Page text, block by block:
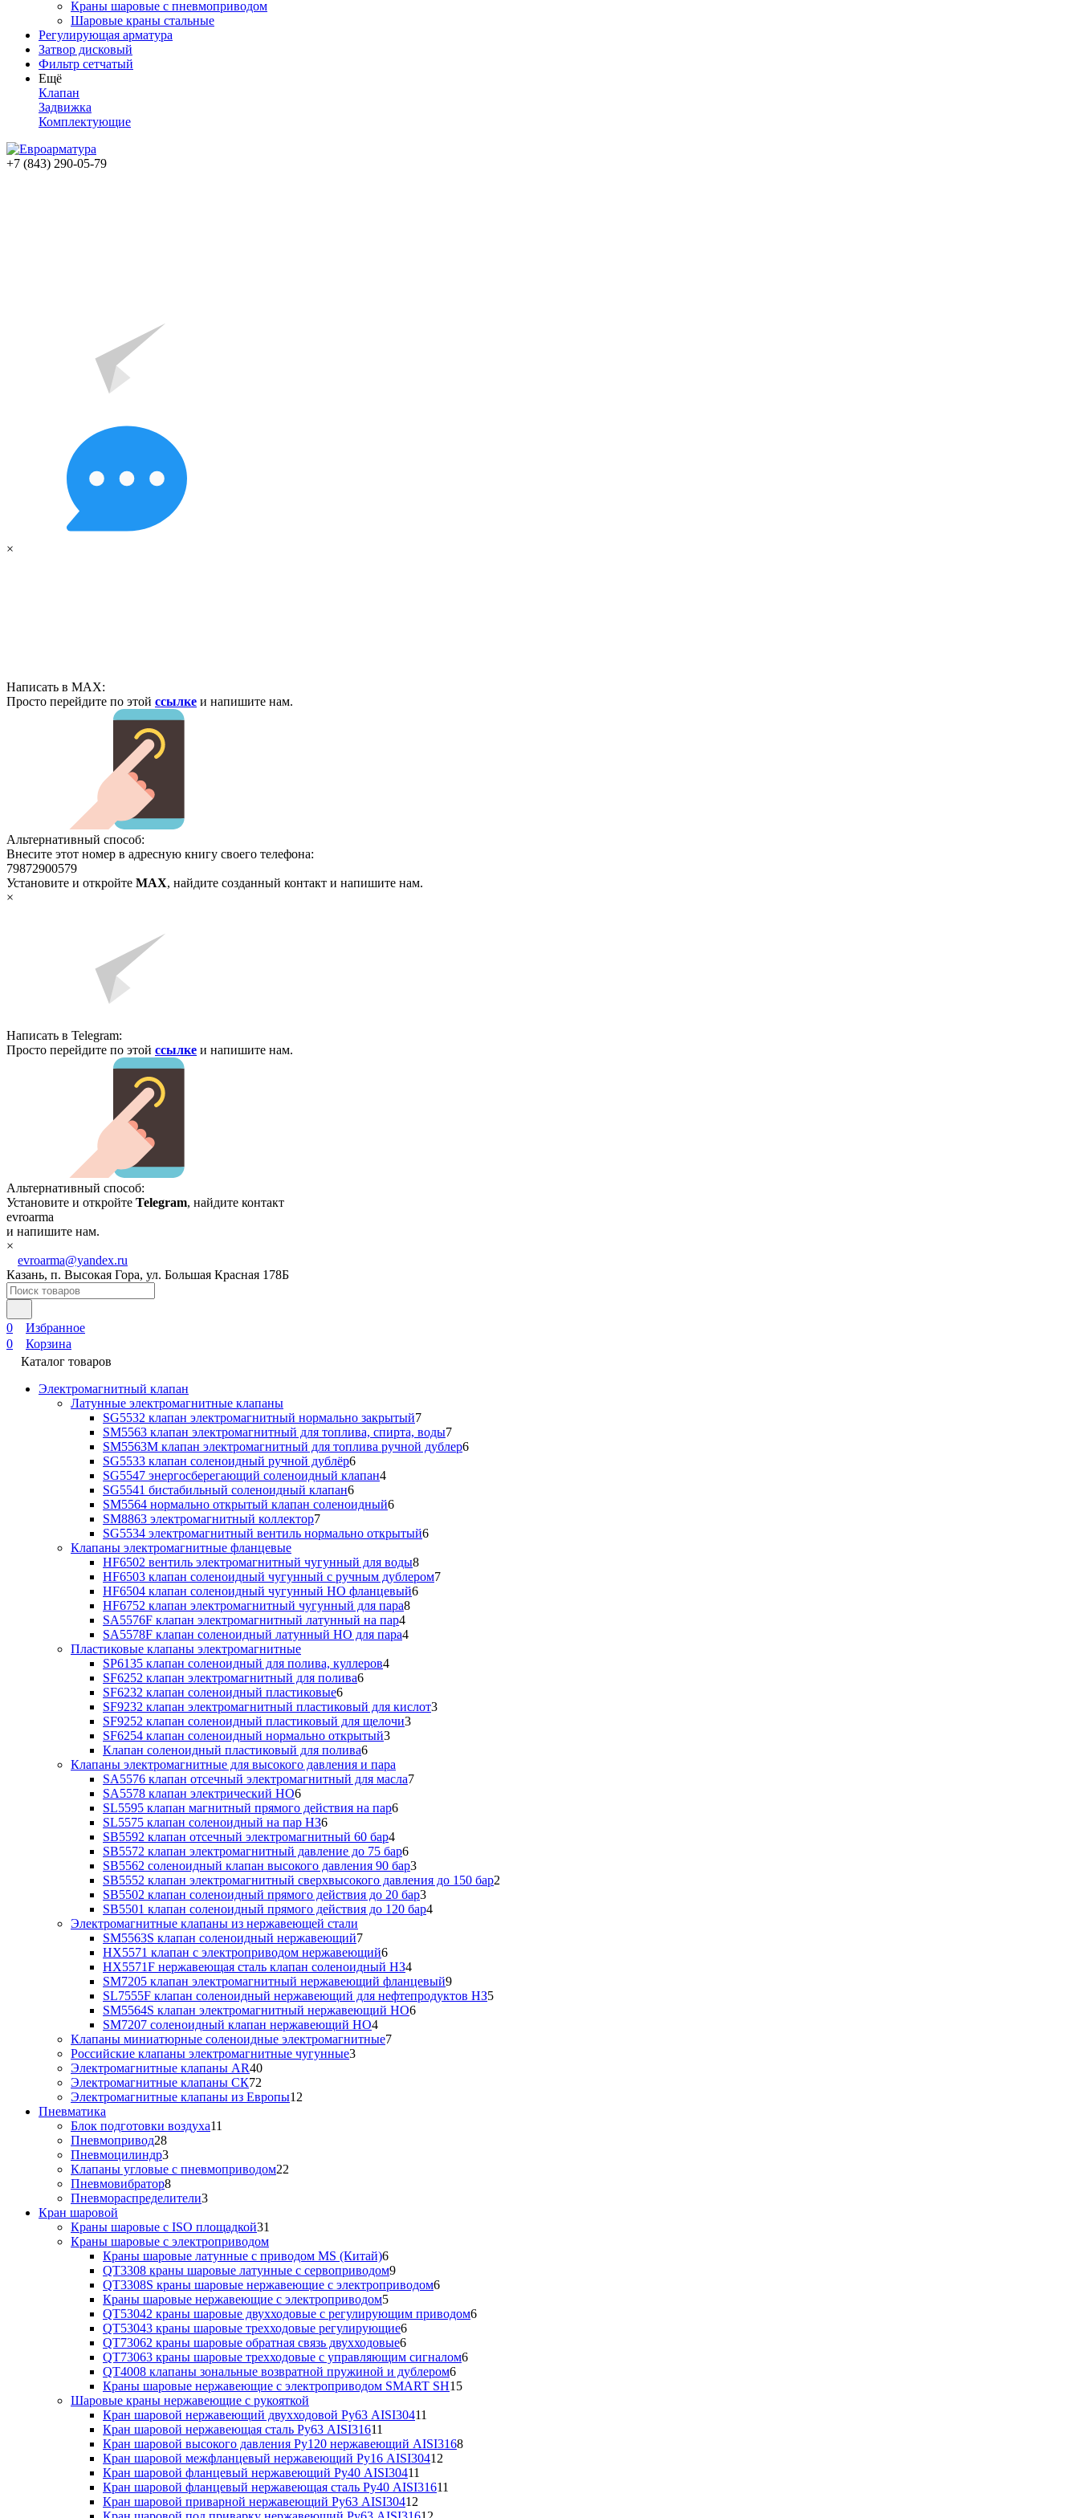
Краны шаровые с пневмоприводом
Шаровые краны стальные
Регулирующая арматура
Затвор дисковый
Фильтр сетчатый
Ещё
Клапан
Задвижка
Комплектующие
+7 (843) 290-05-79
×
Написать в MAX:
Просто перейдите по этой ссылке и напишите нам.
Альтернативный способ:
Внесите этот номер в адресную книгу своего телефона:
79872900579
Установите и откройте MAX, найдите созданный контакт и напишите нам.
×
Написать в Telegram:
Просто перейдите по этой ссылке и напишите нам.
Альтернативный способ:
Установите и откройте Telegram, найдите контакт
evroarma
и напишите нам.
×
evroarma@yandex.ru
Казань, п. Высокая Гора, ул. Большая Красная 178Б
0
Избранное
0
Корзина
Каталог товаров
Электромагнитный клапан
Латунные электромагнитные клапаны
SG5532 клапан электромагнитный нормально закрытый7
SM5563 клапан электромагнитный для топлива, спирта, воды7
SM5563M клапан электромагнитный для топлива ручной дублер6
SG5533 клапан соленоидный ручной дублёр6
SG5547 энергосберегающий соленоидный клапан4
SG5541 бистабильный соленоидный клапан6
SM5564 нормально открытый клапан соленоидный6
SM8863 электромагнитный коллектор7
SG5534 электромагнитный вентиль нормально открытый6
Клапаны электромагнитные фланцевые
HF6502 вентиль электромагнитный чугунный для воды8
HF6503 клапан соленоидный чугунный с ручным дублером7
HF6504 клапан соленоидный чугунный НО фланцевый6
HF6752 клапан электромагнитный чугунный для пара8
SA5576F клапан электромагнитный латунный на пар4
SA5578F клапан соленоидный латунный НО для пара4
Пластиковые клапаны электромагнитные
SP6135 клапан соленоидный для полива, куллеров4
SF6252 клапан электромагнитный для полива6
SF6232 клапан соленоидный пластиковые6
SF9232 клапан электромагнитный пластиковый для кислот3
SF9252 клапан соленоидный пластиковый для щелочи3
SF6254 клапан соленоидный нормально открытый3
Клапан соленоидный пластиковый для полива6
Клапаны электромагнитные для высокого давления и пара
SA5576 клапан отсечный электромагнитный для масла7
SA5578 клапан электрический НО6
SL5595 клапан магнитный прямого действия на пар6
SL5575 клапан соленоидный на пар НЗ6
SB5592 клапан отсечный электромагнитный 60 бар4
SB5572 клапан электромагнитный давление до 75 бар6
SB5562 соленоидный клапан высокого давления 90 бар3
SB5552 клапан электромагнитный сверхвысокого давления до 150 бар2
SB5502 клапан соленоидный прямого действия до 20 бар3
SB5501 клапан соленоидный прямого действия до 120 бар4
Электромагнитные клапаны из нержавеющей стали
SM5563S клапан соленоидный нержавеющий7
HX5571 клапан с электроприводом нержавеющий6
HX5571F нержавеющая сталь клапан соленоидный НЗ4
SM7205 клапан электромагнитный нержавеющий фланцевый9
SL7555F клапан соленоидный нержавеющий для нефтепродуктов НЗ5
SM5564S клапан электромагнитный нержавеющий НО6
SM7207 соленоидный клапан нержавеющий НО4
Клапаны миниатюрные соленоидные электромагнитные7
Российские клапаны электромагнитные чугунные3
Электромагнитные клапаны AR40
Электромагнитные клапаны СК72
Электромагнитные клапаны из Европы12
Пневматика
Блок подготовки воздуха11
Пневмопривод28
Пневмоцилиндр3
Клапаны угловые с пневмоприводом22
Пневмовибратор8
Пневмораспределители3
Кран шаровой
Краны шаровые с ISO площадкой31
Краны шаровые с электроприводом
Краны шаровые латунные с приводом MS (Китай)6
QT3308 краны шаровые латунные с сервоприводом9
QT3308S краны шаровые нержавеющие с электроприводом6
Краны шаровые нержавеющие с электроприводом5
QT53042 краны шаровые двухходовые с регулирующим приводом6
QT53043 краны шаровые трехходовые регулирующие6
QT73062 краны шаровые обратная связь двухходовые6
QT73063 краны шаровые трехходовые с управляющим сигналом6
QT4008 клапаны зональные возвратной пружиной и дублером6
Краны шаровые нержавеющие с электроприводом SMART SH15
Шаровые краны нержавеющие с рукояткой
Кран шаровой нержавеющий двухходовой Ру63 AISI30411
Кран шаровой нержавеющая сталь Ру63 AISI31611
Кран шаровой высокого давления Ру120 нержавеющий AISI3168
Кран шаровой межфланцевый нержавеющий Ру16 AISI30412
Кран шаровой фланцевый нержавеющий Ру40 AISI30411
Кран шаровой фланцевый нержавеющая сталь Ру40 AISI31611
Кран шаровой приварной нержавеющий Ру63 AISI30412